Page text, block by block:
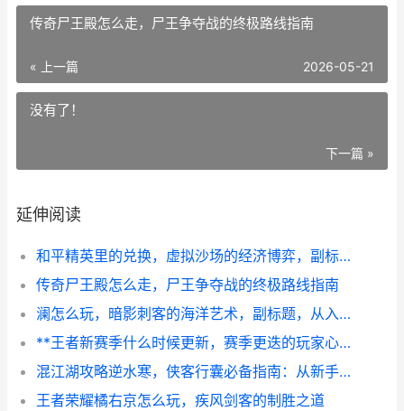
传奇尸王殿怎么走，尸王争夺战的终极路线指南
« 上一篇 2026-05-21
没有了！
下一篇 »
延伸阅读
和平精英里的兑换，虚拟沙场的经济博弈，副标题，从物资流通到战术抉择的深层脉络
传奇尸王殿怎么走，尸王争夺战的终极路线指南
澜怎么玩，暗影刺客的海洋艺术，副标题，从入门到精通的全方位攻略
**王者新赛季什么时候更新，赛季更迭的玩家心跳**
混江湖攻略逆水寒，侠客行囊必备指南：从新手到高手的江湖路
王者荣耀橘右京怎么玩，疾风剑客的制胜之道